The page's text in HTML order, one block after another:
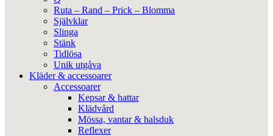
Ruta – Rand – Prick – Blomma
Självklar
Slinga
Stänk
Tidlösa
Unik utgåva
Kläder & accessoarer
Accessoarer
Kepsar & hattar
Klädvård
Mössa, vantar & halsduk
Reflexer